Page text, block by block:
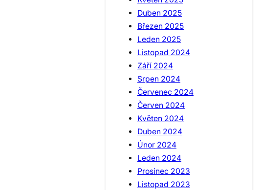
Duben 2025
Březen 2025
Leden 2025
Listopad 2024
Září 2024
Srpen 2024
Červenec 2024
Červen 2024
Květen 2024
Duben 2024
Únor 2024
Leden 2024
Prosinec 2023
Listopad 2023